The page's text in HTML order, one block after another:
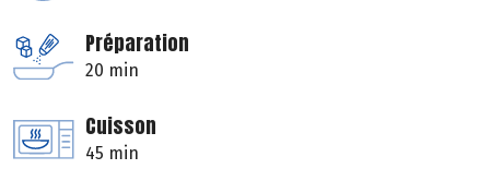
Préparation
20 min
Cuisson
45 min